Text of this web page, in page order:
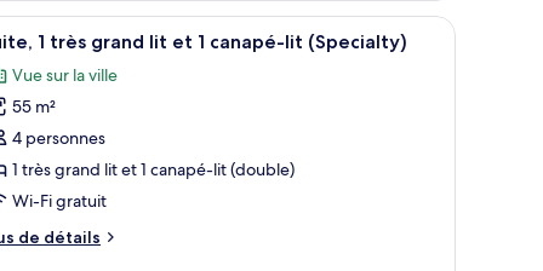
une vue sur l’océan.
bureau, une chaise, un canapé et une grande fenêtre donnant sur la ville.
:
Une chambre d’hôtel moderne dotée d’un
4 1 très grand lit et 1 canapé-lit (Specialty)
Vue sur la ville
55 m²
4 personnes
1 très grand lit et 1 canapé-lit (double)
Wi-Fi gratuit
de détails